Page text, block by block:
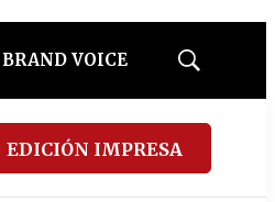
BRAND VOICE
Mostrar
EDICIÓN IMPRESA